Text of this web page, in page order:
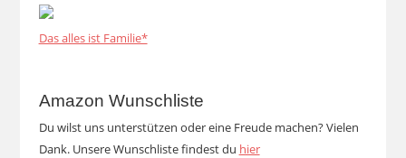
Das alles ist Familie*
Amazon Wunschliste
Du wilst uns unterstützen oder eine Freude machen? Vielen
Dank. Unsere Wunschliste findest du hier